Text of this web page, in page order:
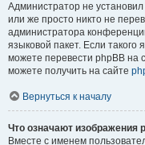
Администратор не
или же просто никто не
администратора
языковой пакет. Если такого
можете перевести phpBB
можете получить на сайте
Вернуться к началу
Что означают изображения
Вместе с именем